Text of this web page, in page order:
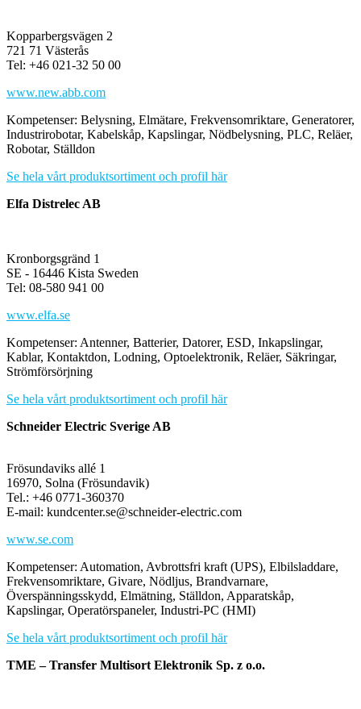
Kopparbergsvägen 2
721 71 Västerås
Tel: +46 021-32 50 00
www.new.abb.com
Kompetenser: Belysning, Elmätare, Frekvensomriktare, Generatorer,
Industrirobotar, Kabelskåp, Kapslingar, Nödbelysning, PLC, Reläer,
Robotar, Ställdon
Se hela vårt produktsortiment och profil här
Elfa Distrelec AB
Kronborgsgränd 1
SE - 16446 Kista Sweden
Tel: 08-580 941 00
www.elfa.se
Kompetenser: Antenner, Batterier, Datorer, ESD, Inkapslingar,
Kablar, Kontaktdon, Lodning, Optoelektronik, Reläer, Säkringar,
Strömförsörjning
Se hela vårt produktsortiment och profil här
Schneider Electric Sverige AB
Frösundaviks allé 1
16970, Solna (Frösundavik)
Tel.: +46 0771-360370
E-mail: kundcenter.se@schneider-electric.com
www.se.com
Kompetenser: Automation, Avbrottsfri kraft (UPS), Elbilsladdare,
Frekvensomriktare, Givare, Nödljus, Brandvarnare,
Överspänningsskydd, Elmätning, Ställdon, Apparatskåp,
Kapslingar, Operatörspaneler, Industri-PC (HMI)
Se hela vårt produktsortiment och profil här
TME – Transfer Multisort Elektronik Sp. z o.o.